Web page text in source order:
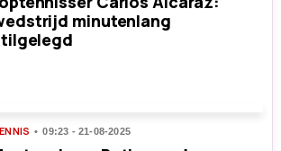
minutenlang
09:23 - 21-08-2025